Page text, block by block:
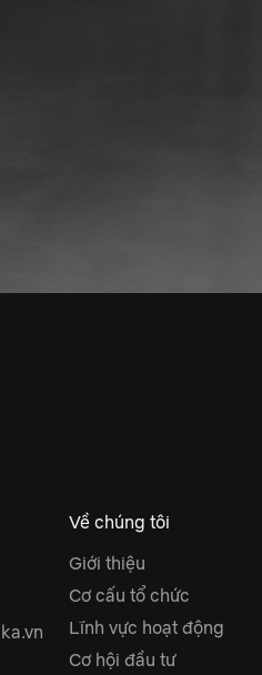
Về chúng tôi
Giới thiệu
Cơ cấu tổ chức
Lĩnh vực hoạt động
Cơ hội đầu tư